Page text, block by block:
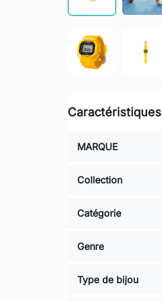
Caractéristiques
MARQUE
Collection
Catégorie
Genre
Type de bijou